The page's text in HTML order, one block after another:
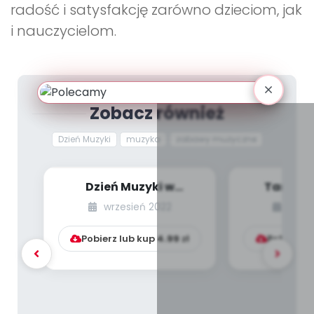
radość i satysfakcję zarówno dzieciom, jak
i nauczycielom.
Zobacz również
Dzień Muzyki muzyka
Dzień Muzyki w
przedszkolu
wrzesień 2022
Pobierz lub kup 4.99 zł
Tańczą
jabłuszko
Pobierz